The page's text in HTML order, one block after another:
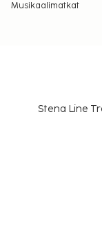
Musikaalimatkat
Stena Line